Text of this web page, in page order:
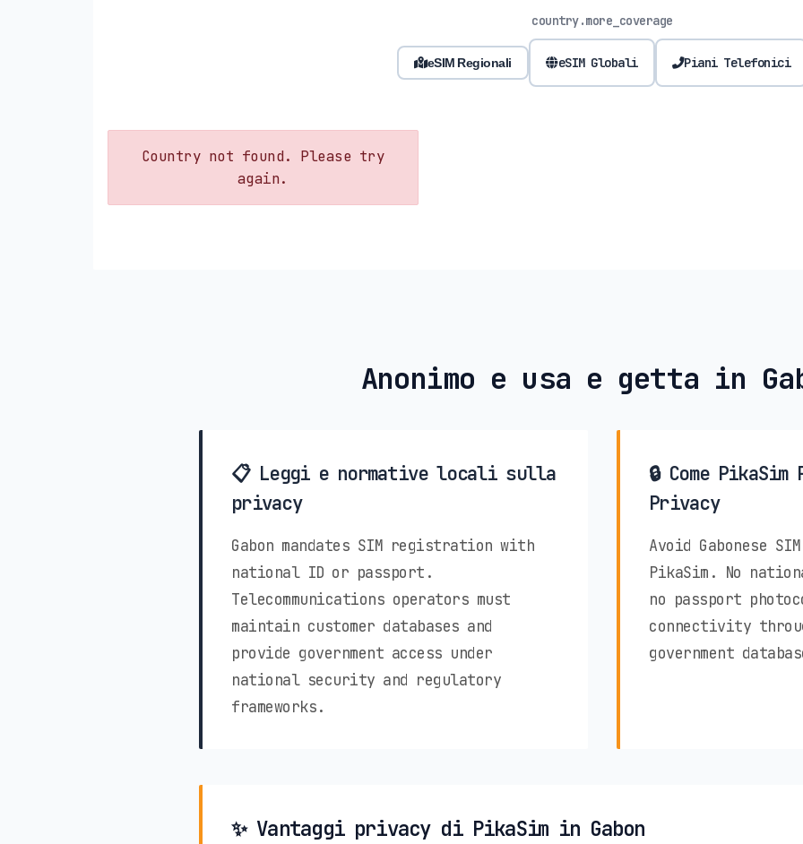
country.more_coverage
eSIM Regionali eSIM Globali Piani Telefonici
Country not found. Please try
again.
Anonimo e usa e getta in
📋 Leggi e normative locali sulla
privacy
Gabon mandates SIM registration with
national ID or passport.
Telecommunications operators must
maintain customer databases and
provide government access under
national security and regulatory
frameworks.
🔒 Come
Privacy
Avoid Gabonese
PikaSim. No
no passport
connectivity
government
✨ Vantaggi privacy di PikaSim in Gabon